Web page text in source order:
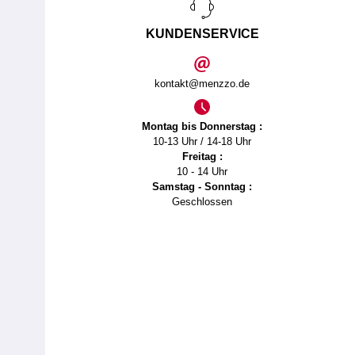
KUNDENSERVICE
kontakt@menzzo.de
Montag bis Donnerstag :
10-13 Uhr / 14-18 Uhr
Freitag :
10 - 14 Uhr
Samstag - Sonntag :
Geschlossen